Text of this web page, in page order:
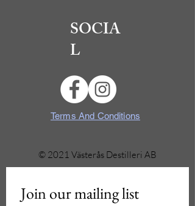
SOCIA
L
Terms And Conditions
© 2021 Västerås Destilleri AB
Join our mailing list